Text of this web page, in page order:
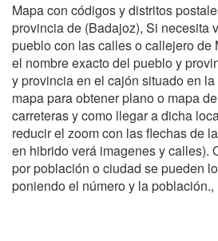
Mapa con códigos y distritos
provincia de (Badajoz), Si necesita
pueblo con las calles o callejero de
el nombre exacto del pueblo y
y provincia en el cajón situado en
mapa para obtener plano o mapa
carreteras y como llegar a dicha
reducir el zoom con las flechas de
en hibrido verá imagenes y calles).
por población o ciudad se pueden
poniendo el número y la población.,